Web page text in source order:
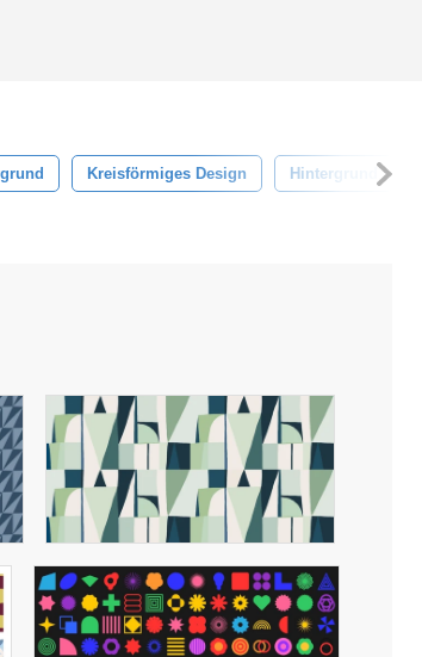
Kreisförmiges Design Hintergrund